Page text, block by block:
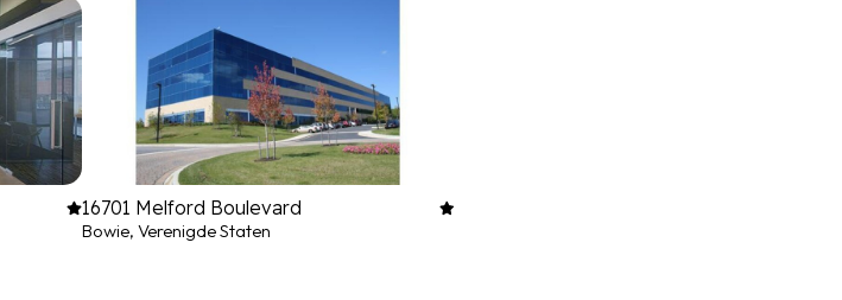
16701 Melford Boulevard
Bowie, Verenigde Staten